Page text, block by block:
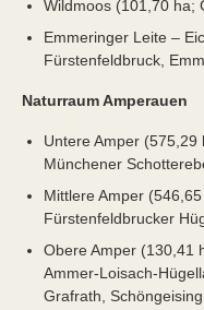
Wildmoos (101,70 ha;
Emmeringer Leite –
Fürstenfeldbruck,
Naturraum Amperauen
Untere Amper
Münchener
Mittlere Amper
Fürstenfeldbrucker
Obere Amper (130,41
Ammer-Loisach-
Grafrath,